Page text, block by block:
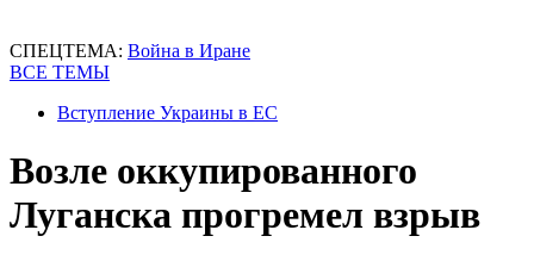
СПЕЦТЕМА: Война в Иране
ВСЕ ТЕМЫ
Вступление Украины в ЕС
Возле оккупированного
Луганска прогремел взрыв